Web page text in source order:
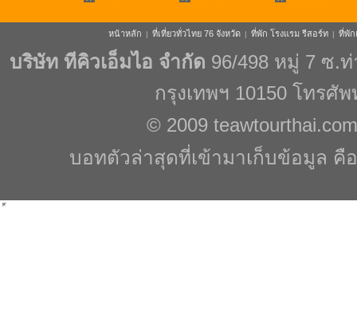
หน้าหลัก | ที่เที่ยวทั่วไทย 76 จังหวัด | ที่พัก โรงแรม รีสอร์ท | ที่พัก
บริษัท ทีคิวเอ็มไอ จำกัด 96/498 หมู่ 7 ซ.
กรุงเทพฯ 10150 โทรศั
© 2009 teawtourthai.com
บอทตัวล่าสุดที่เข้ามาเก็บข้อมูล คือ